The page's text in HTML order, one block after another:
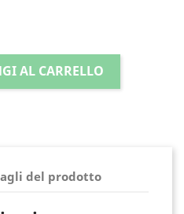
AL CARRELLO
del prodotto